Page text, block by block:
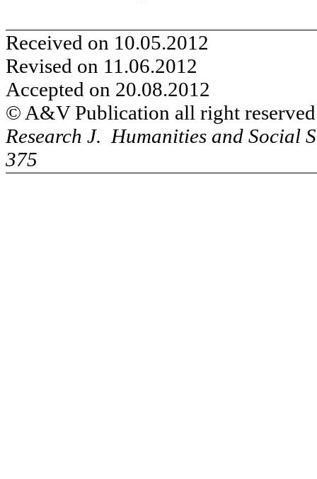
Received on 10.05.2012
Revised on 11.06.2012
Accepted on 20.08.2012
© A&V Publication all right reserved
Research J. Humanities and Social
375